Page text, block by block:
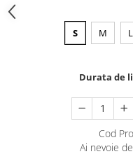
S M L
Durata de
Cod
Ai nevoie